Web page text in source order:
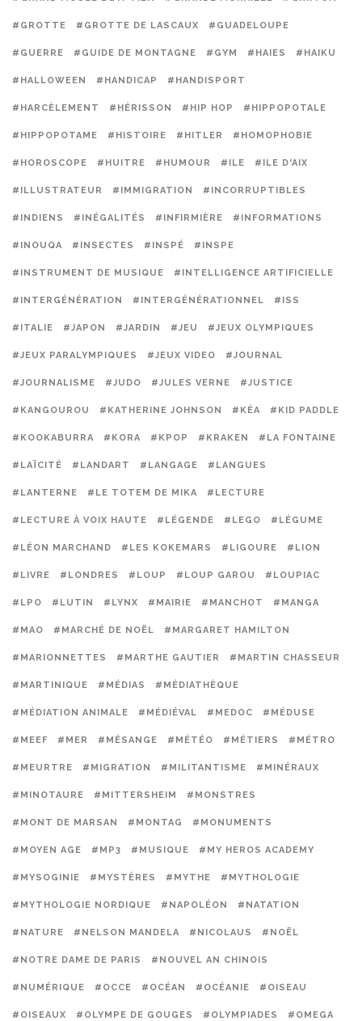
#GROTTE #GROTTE DE LASCAUX #GUADELOUPE
#GUERRE #GUIDE DE MONTAGNE #GYM #HAIES #HAIKU
#HALLOWEEN #HANDICAP #HANDISPORT
#HARCÈLEMENT #HÉRISSON #HIP HOP #HIPPOPOTALE
#HIPPOPOTAME #HISTOIRE #HITLER #HOMOPHOBIE
#HOROSCOPE #HUITRE #HUMOUR #ILE #ILE D'AIX
#ILLUSTRATEUR #IMMIGRATION #INCORRUPTIBLES
#INDIENS #INÉGALITÉS #INFIRMIÈRE #INFORMATIONS
#INOUQA #INSECTES #INSPÉ #INSPE
#INSTRUMENT DE MUSIQUE #INTELLIGENCE ARTIFICIELLE
#INTERGÉNÉRATION #INTERGÉNÉRATIONNEL #ISS
#ITALIE #JAPON #JARDIN #JEU #JEUX OLYMPIQUES
#JEUX PARALYMPIQUES #JEUX VIDEO #JOURNAL
#JOURNALISME #JUDO #JULES VERNE #JUSTICE
#KANGOUROU #KATHERINE JOHNSON #KÉA #KID PADDLE
#KOOKABURRA #KORA #KPOP #KRAKEN #LA FONTAINE
#LAÏCITÉ #LANDART #LANGAGE #LANGUES
#LANTERNE #LE TOTEM DE MIKA #LECTURE
#LECTURE À VOIX HAUTE #LÉGENDE #LEGO #LÉGUME
#LÉON MARCHAND #LES KOKEMARS #LIGOURE #LION
#LIVRE #LONDRES #LOUP #LOUP GAROU #LOUPIAC
#LPO #LUTIN #LYNX #MAIRIE #MANCHOT #MANGA
#MAO #MARCHÉ DE NOËL #MARGARET HAMILTON
#MARIONNETTES #MARTHE GAUTIER #MARTIN CHASSEUR
#MARTINIQUE #MÉDIAS #MÉDIATHÈQUE
#MÉDIATION ANIMALE #MÉDIÉVAL #MEDOC #MÉDUSE
#MEEF #MER #MÉSANGE #MÉTÉO #MÉTIERS #MÉTRO
#MEURTRE #MIGRATION #MILITANTISME #MINÉRAUX
#MINOTAURE #MITTERSHEIM #MONSTRES
#MONT DE MARSAN #MONTAG #MONUMENTS
#MOYEN AGE #MP3 #MUSIQUE #MY HEROS ACADEMY
#MYSOGINIE #MYSTÈRES #MYTHE #MYTHOLOGIE
#MYTHOLOGIE NORDIQUE #NAPOLÉON #NATATION
#NATURE #NELSON MANDELA #NICOLAUS #NOËL
#NOTRE DAME DE PARIS #NOUVEL AN CHINOIS
#NUMÉRIQUE #OCCE #OCÉAN #OCÉANIE #OISEAU
#OISEAUX #OLYMPE DE GOUGES #OLYMPIADES #OMEGA